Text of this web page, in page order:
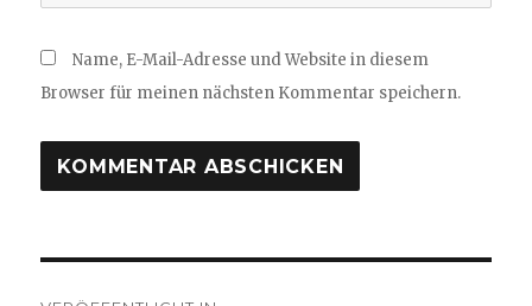
Name, E-Mail-Adresse und Website in diesem
Browser für meinen nächsten Kommentar speichern.